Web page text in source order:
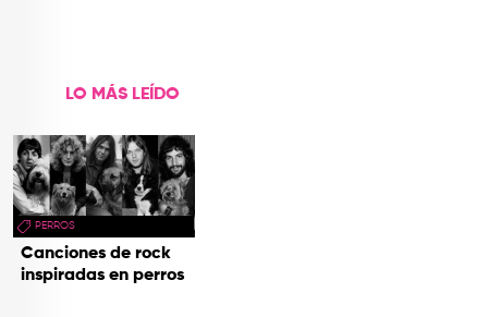
LO MÁS LEÍDO
PERROS
Canciones de rock
inspiradas en perros